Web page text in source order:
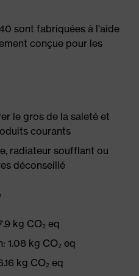
sont fabriquées à l'aide
conçue pour les
le gros de la saleté et
courants
radiateur soufflant ou
déconseillé
kg CO₂ eq
1.08 kg CO₂ eq
kg CO₂ eq